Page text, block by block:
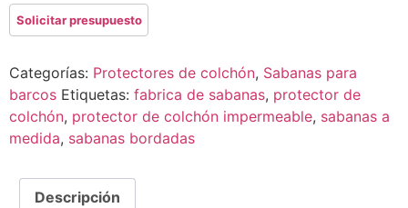
Categorías: Protectores de colchón, Sabanas para
barcos Etiquetas: fabrica de sabanas, protector de
colchón, protector de colchón impermeable, sabanas a
medida, sabanas bordadas
Descripción